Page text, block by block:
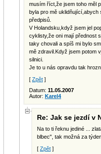
musím říct,že jsem toho měl
byla pro mě
předpisů.
V Holandsku,když jsem jel
cyklisty,že oni mají přednost
taky chovali a spíš mi bylo
mě zdravil.Když jsem potom
silnici.
Je to u nás opravdu tak
[ Zpět ]
Datum: 11.05.2007
Autor: Karel4
Re: Jak se jezdí v
Na to ti řeknu jediné ...
blbec", tak možná za
[ Zpět ]